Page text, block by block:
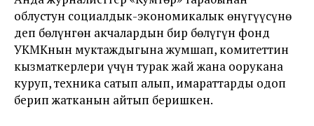
облустун социалдык-экономикалык өнүгүүсүнө
деп бөлүнгөн акчалардын бир бөлүгүн фонд
УКМКнын муктаждыгына жумшап, комитеттин
кызматкерлери үчүн турак жай жана оорукана
куруп, техника сатып алып, имараттарды оңдоп
берип жатканын айтып беришкен.